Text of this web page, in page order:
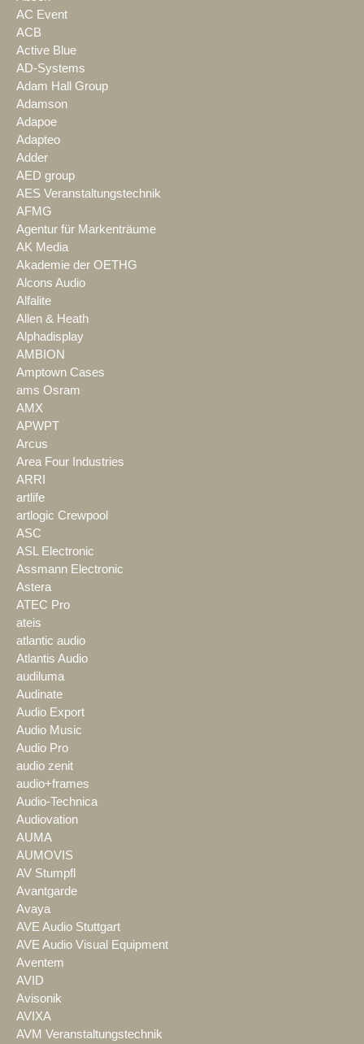
AC Event
ACB
Active Blue
AD-Systems
Adam Hall Group
Adamson
Adapoe
Adapteo
Adder
AED group
AES Veranstaltungstechnik
AFMG
Agentur für Markenträume
AK Media
Akademie der OETHG
Alcons Audio
Alfalite
Allen & Heath
Alphadisplay
AMBION
Amptown Cases
ams Osram
AMX
APWPT
Arcus
Area Four Industries
ARRI
artlife
artlogic Crewpool
ASC
ASL Electronic
Assmann Electronic
Astera
ATEC Pro
ateis
atlantic audio
Atlantis Audio
audiluma
Audinate
Audio Export
Audio Music
Audio Pro
audio zenit
audio+frames
Audio-Technica
Audiovation
AUMA
AUMOVIS
AV Stumpfl
Avantgarde
Avaya
AVE Audio Stuttgart
AVE Audio Visual Equipment
Aventem
AVID
Avisonik
AVIXA
AVM Veranstaltungstechnik